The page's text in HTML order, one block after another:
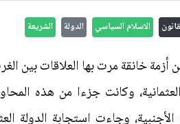
الاسلام السياسي الدولة الشريعة
أزمة خانقة مرت بها العلاقات بين
وكانت جزءا من هذه
الأجنبية، وجاءت استجابة